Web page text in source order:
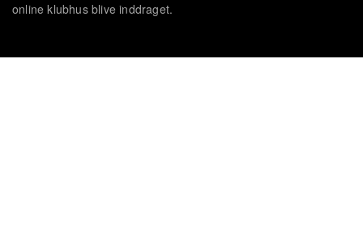
online klubhus blive inddraget.